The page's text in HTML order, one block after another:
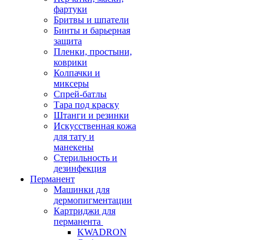
фартуки
Бритвы и шпатели
Бинты и барьерная
защита
Пленки, простыни,
коврики
Колпачки и
миксеры
Спрей-батлы
Тара под краску
Штанги и резинки
Искусственная кожа
для тату и
манекены
Стерильность и
дезинфекция
Перманент
Машинки для
дермопигментации
Картриджи для
перманента
KWADRON